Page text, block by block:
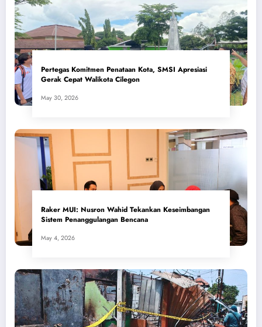
Pertegas Komitmen Penataan Kota, SMSI Apresiasi
Gerak Cepat Walikota Cilegon
May 30, 2026
​Raker MUI: Nusron Wahid Tekankan Keseimbangan
Sistem Penanggulangan Bencana
May 4, 2026